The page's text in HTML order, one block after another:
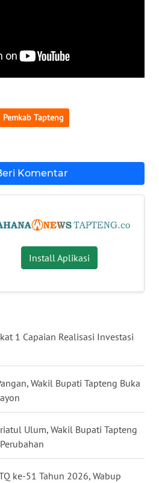
Pemkab Tapteng
Komentar
Install Aplikasi
1 Capaian Realisasi Investasi
Wakil Bupati Tapteng Buka
Ulum, Wakil Bupati Tapteng
ke-51 Tahun 2026, Wabup